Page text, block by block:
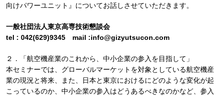
向けパワーユニット』についてお話しさせていただきます。
一般社団法人東京高専技術懇談会
tel : 042(629)9345 mail :info@gizyutsucon.com
２．「航空機産業のこれから、中小企業の参入を目指して」
本セミナーでは、グローバルマーケットを対象としている航空機産
業の現況と将来、また、日本と東京におけるにどのような変化が起
こっているのか、中小企業の参入はどうあるべきなのかなど、参入